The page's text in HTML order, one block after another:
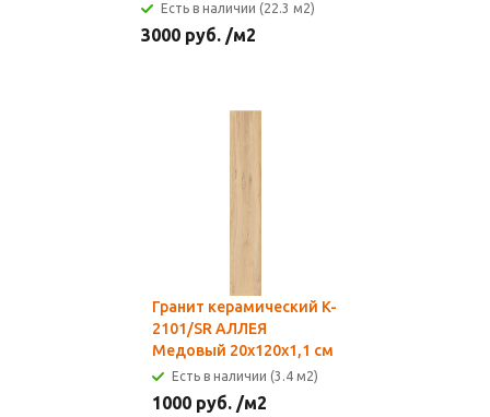
Есть в наличии (22.3 м2)
3000 руб. /м2
Гранит керамический K-
2101/SR АЛЛЕЯ
Медовый 20х120х1,1 см
Есть в наличии (3.4 м2)
1000 руб. /м2